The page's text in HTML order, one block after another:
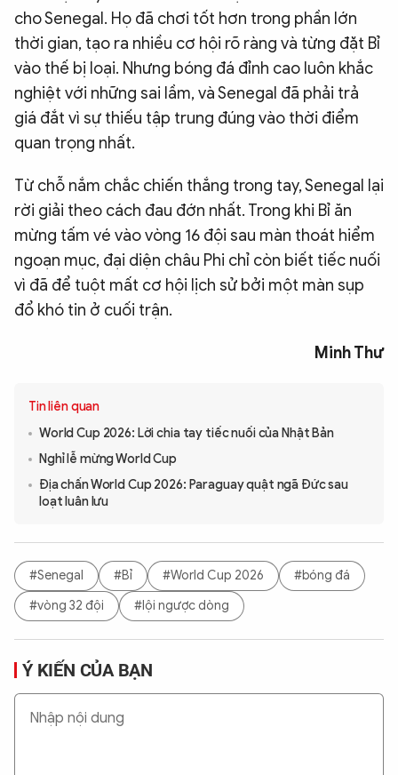
cho Senegal. Họ đã chơi tốt hơn trong phần lớn
thời gian, tạo ra nhiều cơ hội rõ ràng và từng đặt Bỉ
vào thế bị loại. Nhưng bóng đá đỉnh cao luôn khắc
nghiệt với những sai lầm, và Senegal đã phải trả
giá đắt vì sự thiếu tập trung đúng vào thời điểm
quan trọng nhất.
Từ chỗ nắm chắc chiến thắng trong tay, Senegal lại
rời giải theo cách đau đớn nhất. Trong khi Bỉ ăn
mừng tấm vé vào vòng 16 đội sau màn thoát hiểm
ngoạn mục, đại diện châu Phi chỉ còn biết tiếc nuối
vì đã để tuột mất cơ hội lịch sử bởi một màn sụp
đổ khó tin ở cuối trận.
Minh Thư
Tin liên quan
World Cup 2026: Lời chia tay tiếc nuối của Nhật Bản
Nghỉ lễ mừng World Cup
Địa chấn World Cup 2026: Paraguay quật ngã Đức sau
loạt luân lưu
#Senegal #Bỉ #World Cup 2026
#bóng đá
#vòng 32 đội
#lội ngược dòng
Ý KIẾN CỦA BẠN